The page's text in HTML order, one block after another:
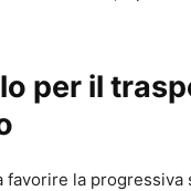
per il
favorire la